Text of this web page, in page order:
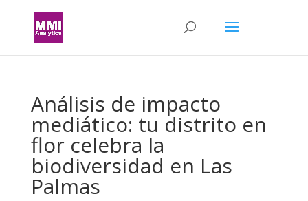
Análisis de impacto
mediático: tu distrito en
flor celebra la
biodiversidad en Las
Palmas